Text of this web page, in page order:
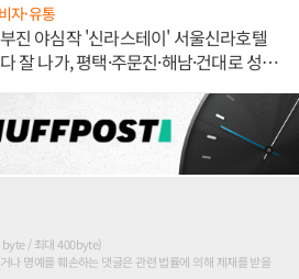
자·유통
진 야심작 '신라스테이' 서울신라호텔
잘 나가, 평택·주문진·해남·건대로 성
byte / 최대 400byte)
나 명예를 훼손하는 댓글은 관련 법률에 의해 제재를 받을